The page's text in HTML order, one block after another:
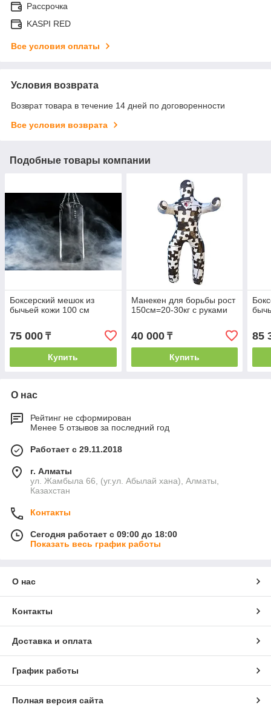
Рассрочка
KASPI RED
Все условия оплаты
Условия возврата
Возврат товара в течение 14 дней по договоренности
Все условия возврата
Подобные товары компании
Боксерский мешок из
бычьей кожи 100 см
75 000 ₸
Купить
Манекен для борьбы рост
150см=20-30кг с руками
40 000₸
Купить
85
О нас
Рейтинг не сформирован
Менее 5 отзывов за последний год
Работает с 29.11.2018
г. Алматы
ул. Жамбыла 66, (уг.ул. Абылай хана), Алматы,
Казахстан
Контакты
Сегодня работает с 09:00 до 18:00
Показать весь график работы
О нас
Контакты
Доставка и оплата
График работы
Полная версия сайта